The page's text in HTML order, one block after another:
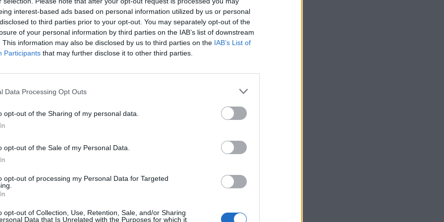
interest-based ads based on personal information utilized by us or personal
to third parties prior to your opt-out. You may separately opt-out of the
of your personal information by third parties on the IAB’s list of downstream
This information may also be disclosed by us to third parties on the IAB’s List of
Participants that may further disclose it to other third parties.
Data Processing Opt Outs
opt-out of the Sharing of my personal data.
opt-out of the Sale of my Personal Data.
opt-out of processing my Personal Data for Targeted
opt-out of Collection, Use, Retention, Sale, and/or Sharing
Data that Is Unrelated with the Purposes for which it
i skłonnym raczej do życia w dostatku, na który
od siebie ma za nic.
i pańskiego wyglądu, bardzo kruchym psychicznie,
dziecinnie płakać. Nie potrafi wychować córki –
dziecko, rozpieszcza i przyzwyczaja do życia
biedy. O jego słabości psychicznej świadczy
na wieść, że marszałek odstąpił od starania